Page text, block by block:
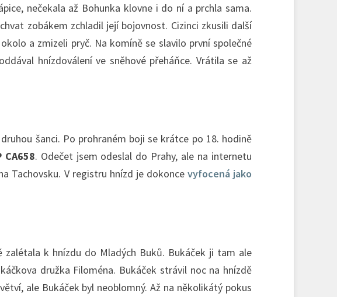
nečekala až Bohunka klovne i do ní a prchla sama.
zobákem zchladil její bojovnost. Cizinci zkusili další
a zmizeli pryč. Na komíně se slavilo první společné
hnízdoválení ve sněhové přeháňce. Vrátila se až
šanci. Po prohraném boji se krátce po 18. hodině
CA658. Odečet jsem odeslal do Prahy, ale na internetu
Tachovsku. V registru hnízd je dokonce vyfocená jako
k hnízdu do Mladých Buků. Bukáček ji tam ale
družka Filoména. Bukáček strávil noc na hnízdě
ale Bukáček byl neoblomný. Až na několikátý pokus